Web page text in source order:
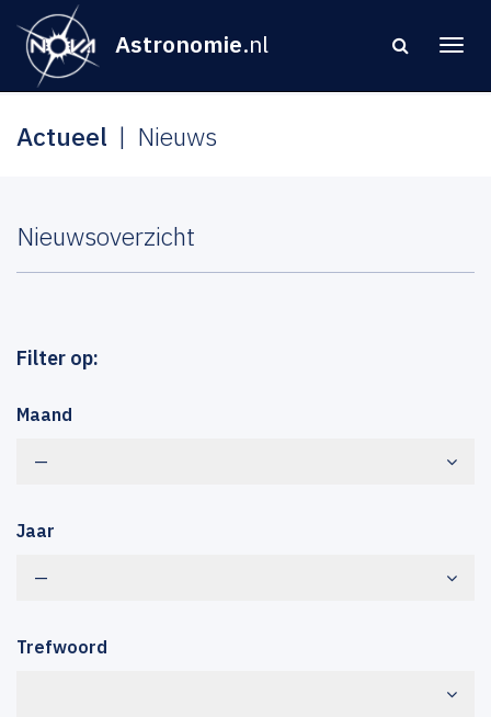
Astronomie.nl
Actueel Nieuws
Nieuwsoverzicht
Filter op:
Maand
—
Jaar
—
Trefwoord